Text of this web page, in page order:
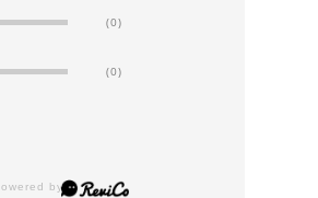
(0)
(0)